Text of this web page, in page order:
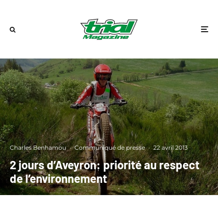
Charles Benhamou · Communiqué de presse · 22 avril 2013
2 jours d’Aveyron: priorité au respect
de l’environnement